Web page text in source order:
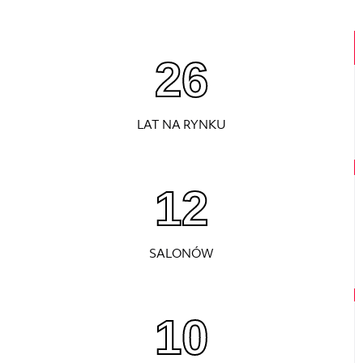
26
LAT NA RYNKU
12
SALONÓW
10